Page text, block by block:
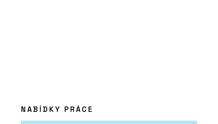
NABÍDKY PRÁCE